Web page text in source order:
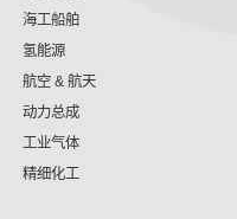
海工船舶
氢能源
航空 & 航天
动力总成
工业气体
精细化工